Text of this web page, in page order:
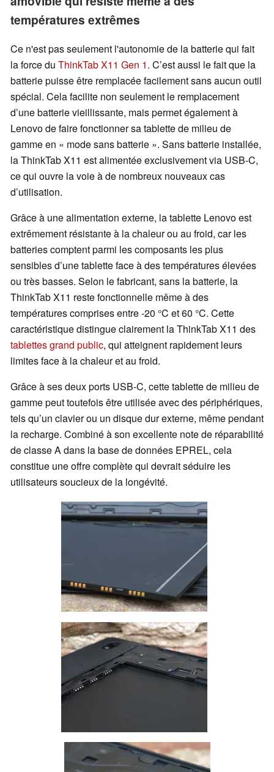
températures extrêmes
Ce n'est pas seulement l'autonomie de la batterie qui fait
la force du ThinkTab X11 Gen 1. C’est aussi le fait que la
batterie puisse être remplacée facilement sans aucun outil
spécial. Cela facilite non seulement le remplacement
d’une batterie vieillissante, mais permet également à
Lenovo de faire fonctionner sa tablette de milieu de
gamme en « mode sans batterie ». Sans batterie installée,
la ThinkTab X11 est alimentée exclusivement via USB-C,
ce qui ouvre la voie à de nombreux nouveaux cas
d’utilisation.
Grâce à une alimentation externe, la tablette Lenovo est
extrêmement résistante à la chaleur ou au froid, car les
batteries comptent parmi les composants les plus
sensibles d’une tablette face à des températures élevées
ou très basses. Selon le fabricant, sans la batterie, la
ThinkTab X11 reste fonctionnelle même à des
températures comprises entre -20 °C et 60 °C. Cette
caractéristique distingue clairement la ThinkTab X11 des
tablettes grand public, qui atteignent rapidement leurs
limites face à la chaleur et au froid.
Grâce à ses deux ports USB-C, cette tablette de milieu de
gamme peut toutefois être utilisée avec des périphériques,
tels qu’un clavier ou un disque dur externe, même pendant
la recharge. Combiné à son excellente note de réparabilité
de classe A dans la base de données EPREL, cela
constitue une offre complète qui devrait séduire les
utilisateurs soucieux de la longévité.